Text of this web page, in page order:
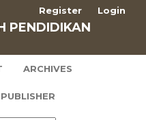
PENDIDIKAN
ARCHIVES
Register Login